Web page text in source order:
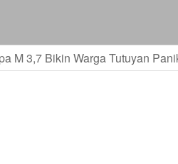
M 3,7 Bikin Warga Tutuyan